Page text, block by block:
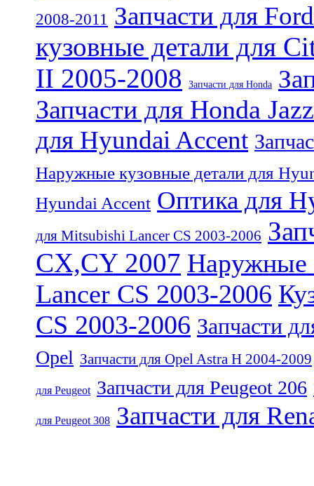
2008-2011 Запчасти для
кузовные детали для
II 2005-2008
Запчасти для Honda
Запчасти для Honda Jazz
для Hyundai Accent
Наружные кузовные детали для
Hyundai Accent Оптика для
для Mitsubishi Lancer CS 2003-2006
CX,CY 2007 Наружные
Lancer CS 2003-2006
CS 2003-2006 Запчасти
Opel Запчасти для Opel Astra H 2004-2009
для Peugeot Запчасти для Peugeot 206
для Peugeot 308 Запчасти для